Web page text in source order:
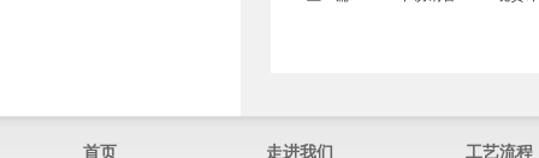
首页 走进我们 工艺流程